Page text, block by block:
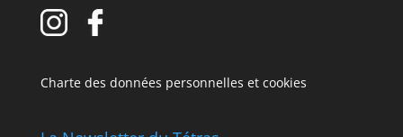
Charte des données personnelles et cookies